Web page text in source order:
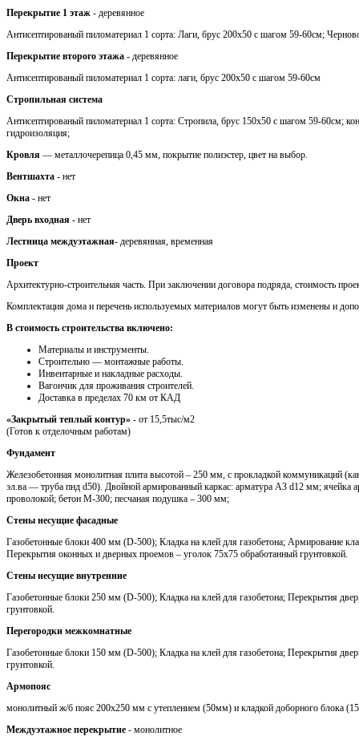
Перекрытие 1 этаж - деревянное
Антисептированый пиломатериал 1 сорта: Лаги, брус 200х50 с шагом 59-60см;
Перекрытие второго этажа - деревянное
Антисептированый пиломатериал 1 сорта: лаги, брус 200х50 с шагом 59-60см
Стропильная система
Антисептированый пиломатериал 1 сорта: Стропила, брус 150х50 с шагом 59-60см;
гидроизоляция;
Кровля — металлочерепица 0,45 мм, покрытие полиэстер, цвет на выбор.
Вентшахта - нет
Окна - нет
Дверь входная - нет
Лестница междуэтажная- деревянная, временная
Проект
Архитектурно-строительная часть. При заключении договора подряда, стоимость
Комплектация дома и перечень используемых материалов могут быть изменены и
В стоимость строительства включено:
Материалы и инструменты.
Cтроительно — монтажные работы.
Инвентарные и накладные расходы.
Вагончик для проживания строителей.
Доставка в пределах 70 км от КАД
«Закрытый теплый контур» - от 15,5тыс/м2
(Готов к отделочным работам)
Фундамент
Железобетонная монолитная плита высотой – 250 мм, с прокладкой коммуникаций
эл.ва — труба пнд d50). Двойной армированный каркас: арматура A3 d12 мм; ячейка
проволокой; бетон М-300; песчаная подушка – 300 мм;
Стены несущие фасадные
Газобетонные блоки 400 мм (D-500); Кладка на клей для газобетона; Армирование
Перекрытия оконных и дверных проемов – уголок 75х75 обработанный грунтовкой.
Стены несущие внутренние
Газобетонные блоки 250 мм (D-500); Кладка на клей для газобетона; Перекрытия
грунтовкой.
Перегородки межкомнатные
Газобетонные блоки 150 мм (D-500); Кладка на клей для газобетона; Перекрытия
грунтовкой.
Армопояс
монолитный ж/б пояс 200х250 мм с утеплением (50мм) и кладкой доборного блока
Междуэтажное перекрытие - монолитное